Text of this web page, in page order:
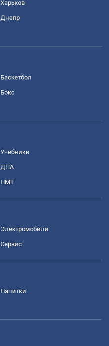
Харьков
Днепр
Баскетбол
Бокс
Учебники
ДПА
НМТ
Электромобили
Сервис
Напитки